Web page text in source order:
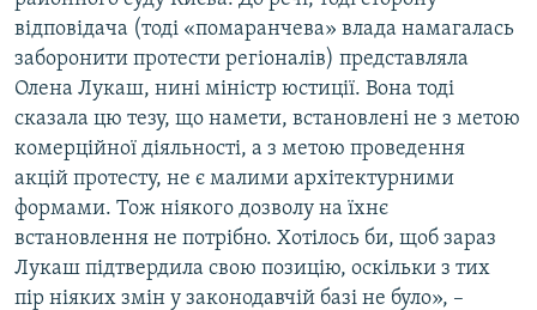
відповідача (тоді «помаранчева» влада намагалась
заборонити протести регіоналів) представляла
Олена Лукаш, нині міністр юстиції. Вона тоді
сказала цю тезу, що намети, встановлені не з метою
комерційної діяльності, а з метою проведення
акцій протесту, не є малими архітектурними
формами. Тож ніякого дозволу на їхнє
встановлення не потрібно. Хотілось би, щоб зараз
Лукаш підтвердила свою позицію, оскільки з тих
пір ніяких змін у законодавчій базі не було», –